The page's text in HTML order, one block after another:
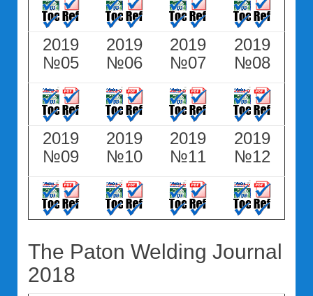
2019
№05
2019
№06
2019
№07
2019
№08
2019
№09
2019
№10
2019
№11
2019
№12
The Paton Welding Journal
2018